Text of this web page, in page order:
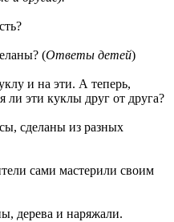
(Ответы детей)
и на эти. А теперь,
ли эти куклы друг от друга?
сделаны из разных
сами мастерили своим
дерева и наряжали.